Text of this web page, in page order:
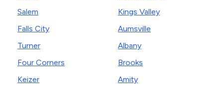
Salem
Falls City
Turner
Four Corners
Keizer
Kings Valley
Aumsville
Albany
Brooks
Amity